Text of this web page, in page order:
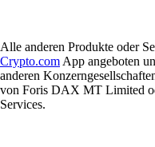
Alle anderen Produkte oder
Crypto.com App angeboten
anderen
von Foris DAX MT Limited
Services.